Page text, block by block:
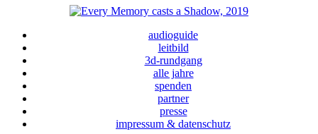
audioguide
leitbild
3d-rundgang
alle jahre
spenden
partner
presse
impressum & datenschutz